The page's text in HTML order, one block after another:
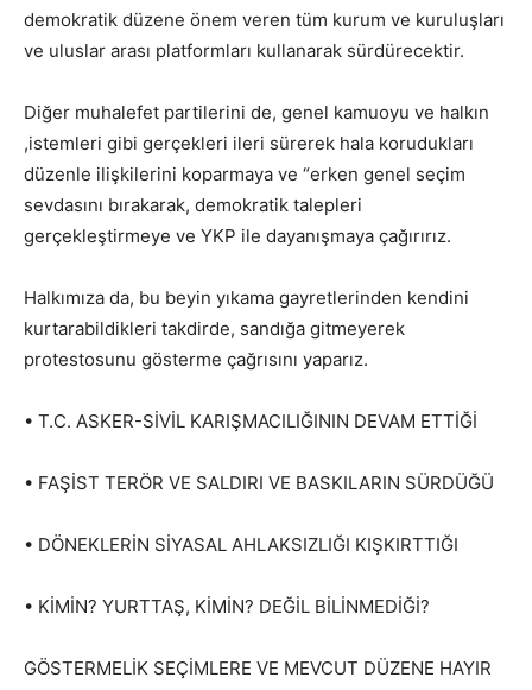
demokratik düzene önem veren tüm kurum ve kuruluşları
ve uluslar arası platformları kullanarak sürdürecektir.
Diğer muhalefet partilerini de, genel kamuoyu ve halkın
,istemleri gibi gerçekleri ileri sürerek hala korudukları
düzenle ilişkilerini koparmaya ve “erken genel seçim
sevdasını bırakarak, demokratik talepleri
gerçekleştirmeye ve YKP ile dayanışmaya çağırırız.
Halkımıza da, bu beyin yıkama gayretlerinden kendini
kurtarabildikleri takdirde, sandığa gitmeyerek
protestosunu gösterme çağrısını yaparız.
• T.C. ASKER-SİVİL KARIŞMACILIĞININ DEVAM ETTİĞİ
• FAŞİST TERÖR VE SALDIRI VE BASKILARIN SÜRDÜĞÜ
• DÖNEKLERİN SİYASAL AHLAKSIZLIĞI KIŞKIRTTIĞI
• KİMİN? YURTTAŞ, KİMİN? DEĞİL BİLİNMEDİĞİ?
GÖSTERMELİK SEÇİMLERE VE MEVCUT DÜZENE HAYIR